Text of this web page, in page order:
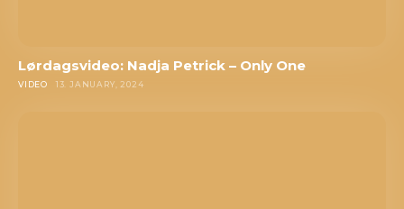
Lørdagsvideo: Nadja Petrick – Only One
VIDEO 13. JANUARY, 2024